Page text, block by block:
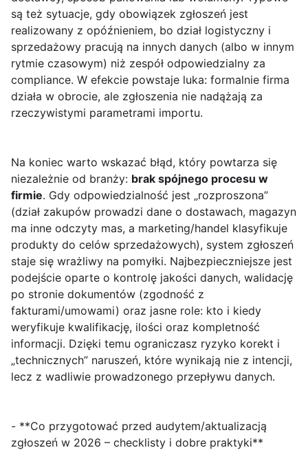
są też sytuacje, gdy obowiązek zgłoszeń jest
realizowany z opóźnieniem, bo dział logistyczny i
sprzedażowy pracują na innych danych (albo w innym
rytmie czasowym) niż zespół odpowiedzialny za
compliance. W efekcie powstaje luka: formalnie firma
działa w obrocie, ale zgłoszenia nie nadążają za
rzeczywistymi parametrami importu.
Na koniec warto wskazać błąd, który powtarza się
niezależnie od branży: brak spójnego procesu w
firmie. Gdy odpowiedzialność jest „rozproszona”
(dział zakupów prowadzi dane o dostawach, magazyn
ma inne odczyty mas, a marketing/handel klasyfikuje
produkty do celów sprzedażowych), system zgłoszeń
staje się wrażliwy na pomyłki. Najbezpieczniejsze jest
podejście oparte o kontrolę jakości danych, walidację
po stronie dokumentów (zgodność z
fakturami/umowami) oraz jasne role: kto i kiedy
weryfikuje kwalifikację, ilości oraz kompletność
informacji. Dzięki temu ograniczasz ryzyko korekt i
„technicznych” naruszeń, które wynikają nie z intencji,
lecz z wadliwie prowadzonego przepływu danych.
- **Co przygotować przed audytem/aktualizacją
zgłoszeń w 2026 – checklisty i dobre praktyki**